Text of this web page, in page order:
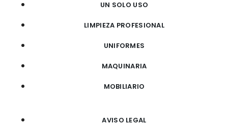
UN SOLO USO
LIMPIEZA PROFESIONAL
UNIFORMES
MAQUINARIA
MOBILIARIO
AVISO LEGAL